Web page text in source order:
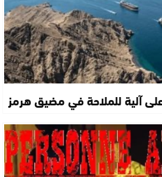
آلية للملاحة في مضيق هرمز